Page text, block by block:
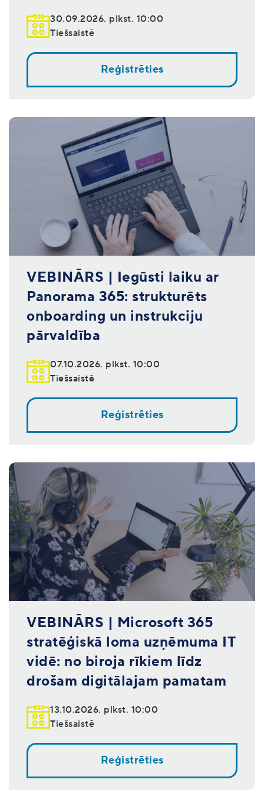
30.09.2026. plkst. 10:00
Tiešsaistē
Reģistrēties
VEBINĀRS | Iegūsti laiku ar
Panorama 365: strukturēts
onboarding un instrukciju
pārvaldība
07.10.2026. plkst. 10:00
Tiešsaistē
Reģistrēties
VEBINĀRS | Microsoft 365
stratēģiskā loma uzņēmuma IT
vidē: no biroja rīkiem līdz
drošam digitālajam pamatam
13.10.2026. plkst. 10:00
Tiešsaistē
Reģistrēties